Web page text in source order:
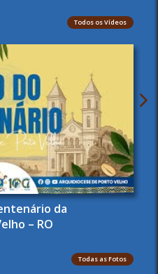
Todos os Vídeos
da
– RO
Todas as Fotos